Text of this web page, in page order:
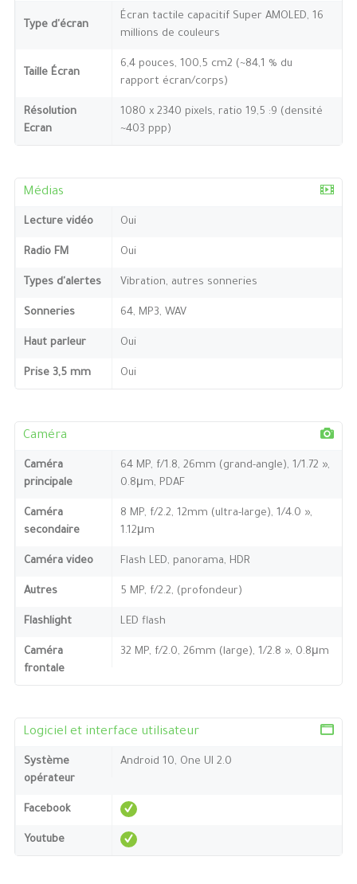
Type d'écran
Écran tactile capacitif Super AMOLED, 16
millions de couleurs
Taille Écran
6,4 pouces, 100,5 cm2 (~84,1 % du
rapport écran/corps)
Résolution
Ecran
1080 x 2340 pixels, ratio 19,5 :9 (densité
~403 ppp)
Médias
Lecture vidéo Oui
Radio FM Oui
Types d'alertes Vibration, autres sonneries
Sonneries 64, MP3, WAV
Haut parleur Oui
Prise 3,5 mm Oui
Caméra
Caméra
principale
64 MP, f/1.8, 26mm (grand-angle), 1/1.72 »,
0.8μm, PDAF
Caméra
secondaire
8 MP, f/2.2, 12mm (ultra-large), 1/4.0 »,
1.12μm
Caméra video Flash LED, panorama, HDR
Autres 5 MP, f/2.2, (profondeur)
Flashlight LED flash
Caméra
frontale
32 MP, f/2.0, 26mm (large), 1/2.8 », 0.8μm
Logiciel et interface utilisateur
Système
opérateur
Android 10, One UI 2.0
Facebook
Youtube